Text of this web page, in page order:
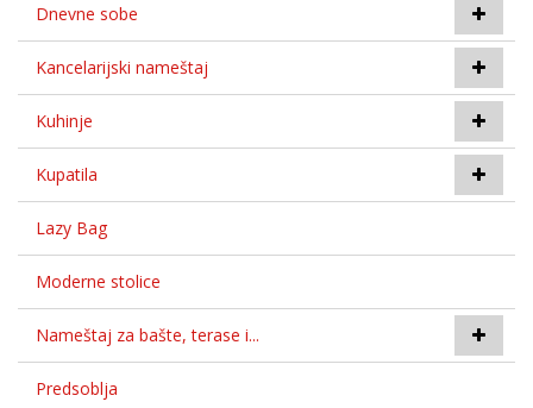
Dnevne sobe
Kancelarijski nameštaj
Kuhinje
Kupatila
Lazy Bag
Moderne stolice
Nameštaj za bašte, terase i...
Predsoblja